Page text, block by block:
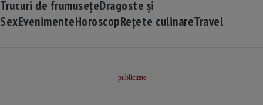
Trucuri de frumusețeDragoste și
SexEvenimenteHoroscopRețete culinareTravel